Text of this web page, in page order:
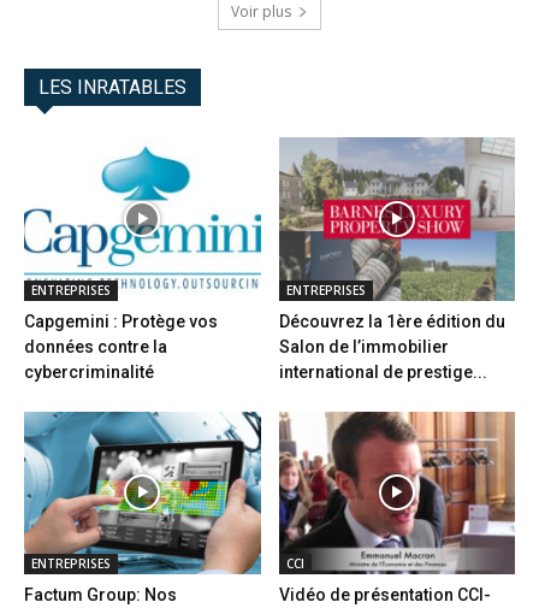
Voir plus
LES INRATABLES
ENTREPRISES
Capgemini : Protège vos
données contre la
cybercriminalité
ENTREPRISES
Découvrez la 1ère édition du
Salon de l’immobilier
international de prestige...
ENTREPRISES
Factum Group: Nos
CCI
Vidéo de présentation CCI-